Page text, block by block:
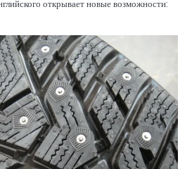
открывает новые возможности: